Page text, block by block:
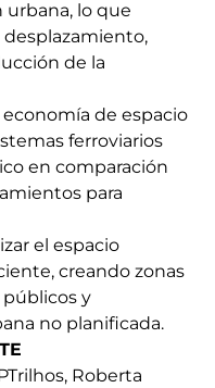
lo que
de la
de espacio
ferroviarios
en comparación
para
el espacio
creando zonas
públicos y
no planificada.
Roberta